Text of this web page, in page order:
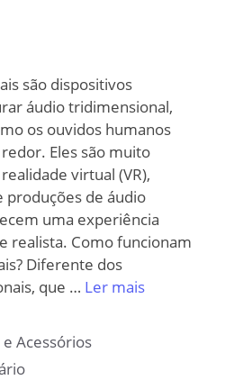
são dispositivos
áudio tridimensional,
os ouvidos humanos
Eles são muito
virtual (VR),
produções de áudio
uma experiência
realista. Como funcionam
Diferente dos
que … Ler mais
Acessórios